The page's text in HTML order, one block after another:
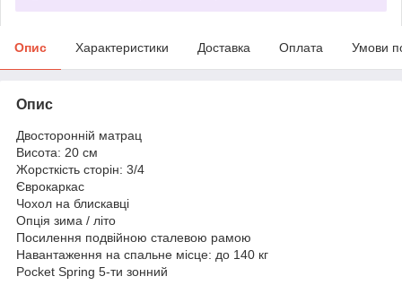
Опис Характеристики Доставка Оплата Умови
Опис
Двосторонній матрац
Висота: 20 см
Жорсткість сторін: 3/4
Єврокаркас
Чохол на блискавці
Опція зима / літо
Посилення подвійною сталевою рамою
Навантаження на спальне місце: до 140 кг
Pocket Spring 5-ти зонний